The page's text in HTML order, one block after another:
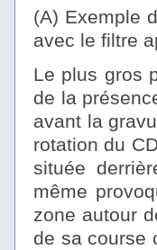
(A) Exemple
avec le filtre
Le plus gros
de la
avant la
rotation du
située
même
zone autour
de sa course